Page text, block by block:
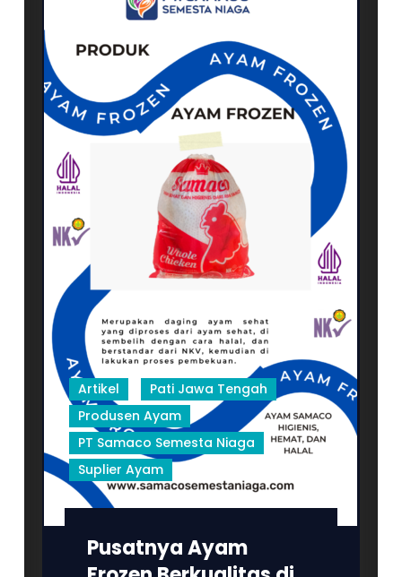
Niaga
masyarakat
Juana,
Demak,
Rembang,
Blora,
Grobogan,
Semarang,
Solo,
sekitarnya
Artikel
Pati Jawa Tengah
Produsen Ayam
PT Samaco Semesta Niaga
Suplier Ayam
Pusatnya Ayam